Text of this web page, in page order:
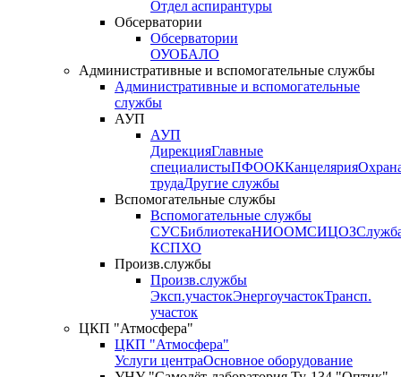
Отдел аспирантуры
Обсерватории
Обсерватории
ОУОБАЛО
Административные и вспомогательные службы
Административные и вспомогательные
службы
АУП
АУП
ДирекцияГлавные
специалистыПФООККанцелярия
трудаДругие службы
Вспомогательные службы
Вспомогательные службы
СУСБиблиотекаНИООМСИЦОЗ
КСПХО
Произв.службы
Произв.службы
Эксп.участокЭнергоучастокТрансп.
участок
ЦКП "Атмосфера"
ЦКП "Атмосфера"
Услуги центраОсновное оборудование